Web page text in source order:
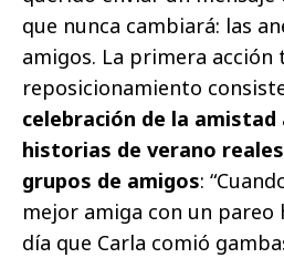
que nunca cambiará: las
amigos. La primera acción
reposicionamiento
celebración de la amistad
historias de verano
grupos de amigos:
mejor amiga con un pareo
día que Carla comió